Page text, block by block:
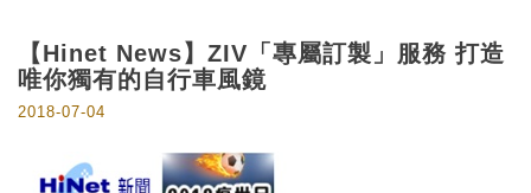
【Hinet News】ZIV「專屬訂製」服務 打造
唯你獨有的自行車風鏡
2018-07-04